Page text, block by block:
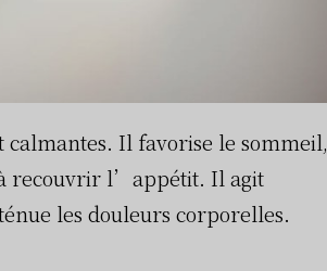
Il favorise le sommeil,
recouvrir l’appétit. Il agit
les douleurs corporelles.